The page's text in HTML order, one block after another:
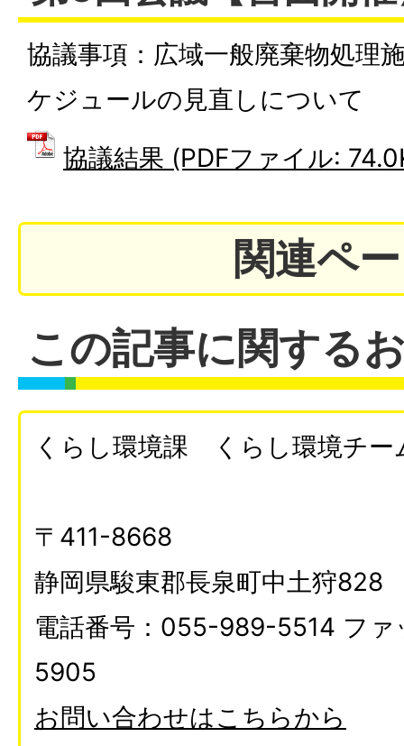
協議事項：広域一般廃棄物処理
ケジュールの見直しについて
協議結果 (PDFファイル:
関連ペ
この記事に関する
くらし環境課 くらし環境チー
〒411-8668
静岡県駿東郡長泉町中土狩828
電話番号：055-989-5514 フ
5905
お問い合わせはこちらから